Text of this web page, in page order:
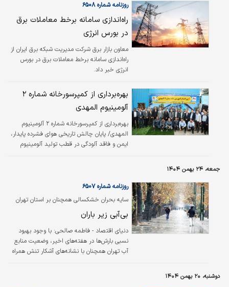
روزنامه شماره ۶۵۰۸
راه‌اندازی سامانه برخط معاملات برق
در بورس انرژی
معاون بازار برق شرکت مدیریت شبکه برق ایران از
راه‌اندازی سامانه برخط معاملات برق در بورس
انرژی خبر داد.
بهره‌برداری از کمپرسورخانه شماره ۲
آلومینیوم المهدی
بهره‌برداری از کمپرسورخانه شماره ۲ آلومینیوم
المهدی/ پایان چالش تاریخی هوای فشرده پایدار،
ایمن و فاقد آلودگی در قطب تولید آلومینیوم
جمعه، ۲۴ بهمن ۱۴۰۴
سایه بحران خشکسالی همچنان بر استان‌ تهران
سنگینی می‌کند؛
روزنامه شماره ۶۵۰۷
بی‌آبی زیر باران
دنیای اقتصاد - فاطمه صالحی: با وجود بهبود
نسبی بارش‌ها در هفته‌های اخیر، وضعیت منابع
آب تهران همچنان با نشانه‌های آشکار تنش همراه
دوشنبه، ۲۰ بهمن ۱۴۰۴